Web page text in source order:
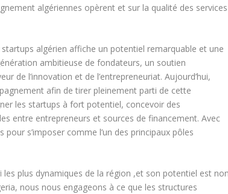
algériennes opèrent et sur la qualité des services
startups algérien affiche un potentiel remarquable et une
ambitieuse de fondateurs, un soutien
de l’innovation et de l’entrepreneuriat. Aujourd’hui,
afin de tirer pleinement parti de cette
les startups à fort potentiel, concevoir des
entre entrepreneurs et sources de financement. Avec
s’imposer comme l’un des principaux pôles
plus dynamiques de la région ,et son potentiel est
nous nous engageons à ce que les structures